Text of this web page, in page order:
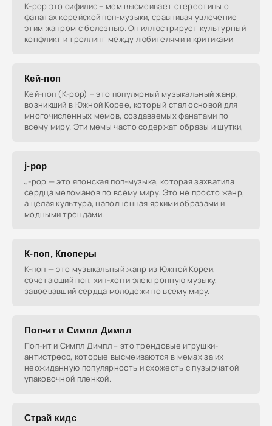
K-pop это сифилис – мем высмеивает стереотипы о
фанатах корейской поп-музыки, сравнивая увлечение
этим жанром с болезнью. Он иллюстрирует культурный
конфликт и троллинг между любителями и критиками
Кей-поп
Кей-поп (K-pop) – это популярный музыкальный жанр,
возникший в Южной Корее, который стал основой для
многочисленных мемов, создаваемых фанатами по
всему миру. Эти мемы часто содержат образы и шутки,
j-pop
J-pop — это японская поп-музыка, которая захватила
сердца меломанов по всему миру. Это не просто жанр,
а целая культура, наполненная яркими образами и
модными трендами.
К-поп, Кпоперы
К-поп — это музыкальный жанр из Южной Кореи,
сочетающий поп, хип-хоп и электронную музыку,
завоевавший сердца молодежи по всему миру.
Поп-ит и Симпл Димпл
Поп-ит и Симпл Димпл – это трендовые игрушки-
антистресс, которые высмеиваются в мемах за их
неожиданную популярность и схожесть с пузырчатой
упаковочной пленкой.
Стрэй кидс